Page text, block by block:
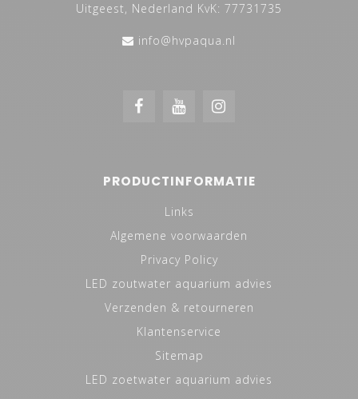
Uitgeest, Nederland KvK: 77731735
info@hvpaqua.nl
PRODUCTINFORMATIE
Links
Algemene voorwaarden
Privacy Policy
LED zoutwater aquarium advies
Verzenden & retourneren
Klantenservice
Sitemap
LED zoetwater aquarium advies